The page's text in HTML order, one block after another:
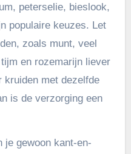
peterselie, bieslook,
populaire keuzes. Let
zoals munt, veel
en rozemarijn liever
kruiden met dezelfde
is de verzorging een
je gewoon kant-en-